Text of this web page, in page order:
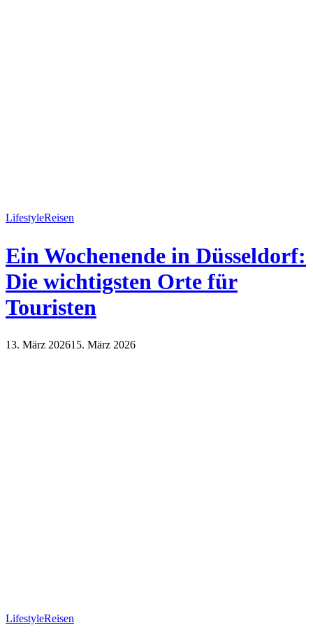
LifestyleReisen
Ein Wochenende in Düsseldorf:
Die wichtigsten Orte für
Touristen
13. März 202615. März 2026
LifestyleReisen